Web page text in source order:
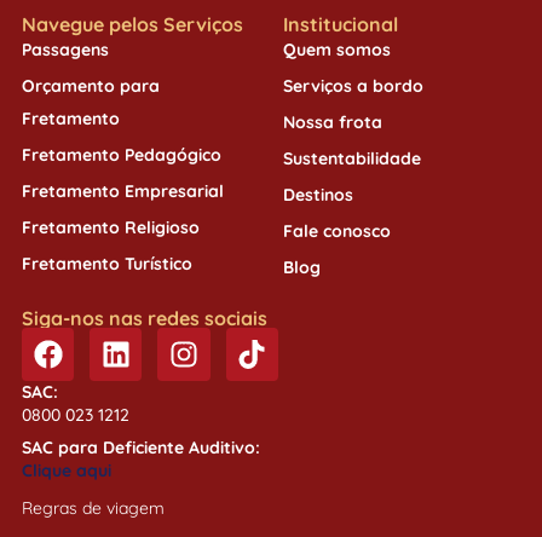
Navegue pelos Serviços
Passagens
Orçamento para
Fretamento
Fretamento Pedagógico
Fretamento Empresarial
Fretamento Religioso
Fretamento Turístico
Institucional
Quem somos
Serviços a bordo
Nossa frota
Sustentabilidade
Destinos
Fale conosco
Blog
Siga-nos nas redes sociais
SAC:
0800 023 1212
SAC para Deficiente Auditivo:
Clique aqui
Regras de viagem